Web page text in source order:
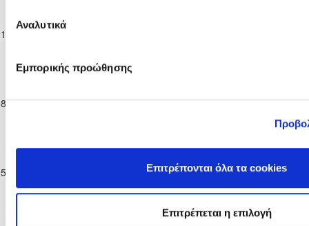
Αναλυτικά
Εμπορικής προώθησης
Επιτρέπονται όλα τα cookies
Επιτρέπεται η επιλογή
02-2025
Πρωτάθλημα
Επίλεκτης
ΣΤΟΚ
02-2025
Παγκύπριο
Επίλεκτης
Η «ΑΚΑΝΘΟΥ»0 2
02-2025
Κατηγορίας
ΣΤΟΚ
ΟΜΙΛΟΣ
ΑΥΓΟΡΟΥ
2 0Η «ΑΚΑΝΘΟΥ»